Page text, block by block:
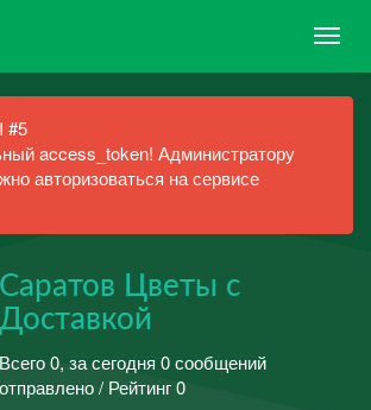
#5
access_token! Администратору
авторизоваться на сервисе
Саратов Цветы с
Доставкой
Всего 0, за сегодня 0 сообщений
отправлено / Рейтинг 0